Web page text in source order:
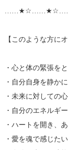
【このような方に
・心と体の緊張を
・自分自身を静か
・未来に対しての
・自分のエネルギ
・ハートを開き、
・愛を魂で感じたい